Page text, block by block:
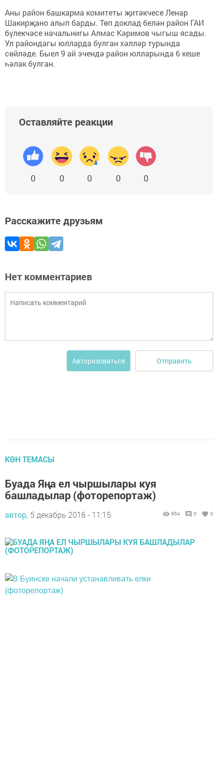
Аны район башкарма комитеты җитәкчесе Ленар
Шакирҗано алып барды. Төп доклад белән район ГАИ
бүлекчәсе начальнигы Алмас Кәримов чыгыш ясады.
Ул райондагы юлларда булган хәлләр турында
сөйләде. Быел 9 ай эчендә район юлларында 6 кеше
һәлак булган.
Оставляйте реакции
0 0 0 0 0
Расскажите друзьям
Нет комментариев
Авторизоваться Отправить
КӨН ТЕМАСЫ
Буада Яңа ел чыршылары куя
башладылар (фоторепортаж)
автор, 5 декабрь 2016 - 11:15 954 0 0